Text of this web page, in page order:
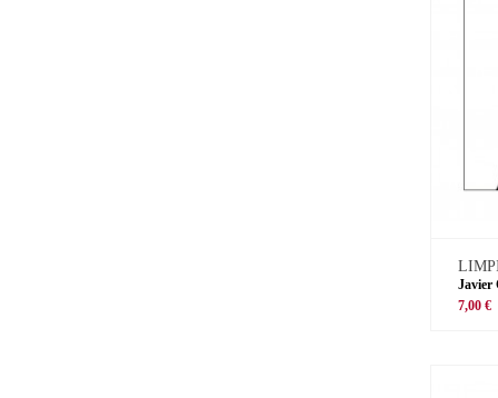
Javier
7,00 €